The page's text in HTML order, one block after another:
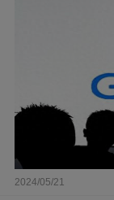
2024/05/21